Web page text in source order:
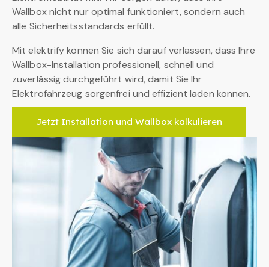
Wallbox nicht nur optimal funktioniert, sondern auch
alle Sicherheitsstandards erfüllt.
Mit elektrify können Sie sich darauf verlassen, dass Ihre
Wallbox-Installation professionell, schnell und
zuverlässig durchgeführt wird, damit Sie Ihr
Elektrofahrzeug sorgenfrei und effizient laden können.
Jetzt Installation und Wallbox kalkulieren